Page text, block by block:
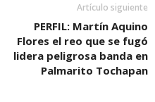
Artículo siguiente
PERFIL: Martín Aquino
Flores el reo que se fugó
lidera peligrosa banda en
Palmarito Tochapan